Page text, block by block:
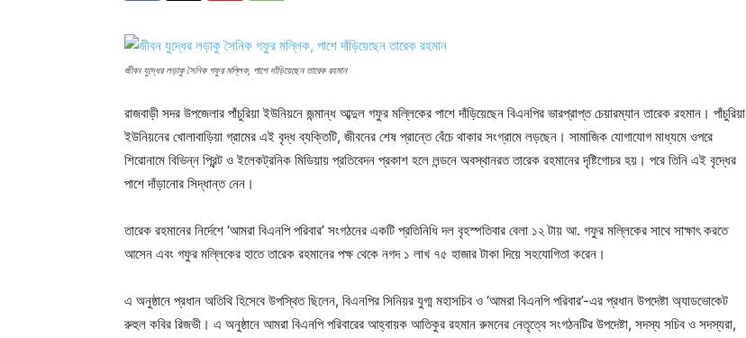
জীবন যুদ্ধের লড়াকু সৈনিক গফুর মল্লিক, পাশে দাঁড়িয়েছেন তারেক রহমান
রাজবাড়ী সদর উপজেলার পাঁচুরিয়া ইউনিয়নে জন্মান্ধ আব্দুল গফুর মল্লিকের পাশে দাঁড়িয়েছেন বিএনপির ভারপ্রাপ্ত চেয়ারম্যান তারেক রহমান। পাঁচুরিয়া
ইউনিয়নের খোলাবাড়িয়া গ্রামের এই বৃদ্ধ ব্যক্তিটি, জীবনের শেষ প্রান্তে বেঁচে থাকার সংগ্রামে লড়ছেন। সামাজিক যোগাযোগ মাধ্যমে ওপরে
শিরোনামে বিভিন্ন প্রিন্ট ও ইলেকট্রনিক মিডিয়ায় প্রতিবেদন প্রকাশ হলে লন্ডনে অবস্থানরত তারেক রহমানের দৃষ্টিগোচর হয়। পরে তিনি এই বৃদ্ধের
পাশে দাঁড়ানোর সিদ্ধান্ত নেন।
তারেক রহমানের নির্দেশে ‘আমরা বিএনপি পরিবার’ সংগঠনের একটি প্রতিনিধি দল বৃহস্পতিবার বেলা ১২ টায় আ. গফুর মল্লিকের সাথে সাক্ষাৎ করতে
আসেন এবং গফুর মল্লিকের হাতে তারেক রহমানের পক্ষ থেকে নগদ ১ লাখ ৭৫ হাজার টাকা দিয়ে সহযোগিতা করেন।
এ অনুষ্ঠানে প্রধান অতিথি হিসেবে উপস্থিত ছিলেন, বিএনপির সিনিয়র যুগ্ম মহাসচিব ও ‘আমরা বিএনপি পরিবার’-এর প্রধান উপদেষ্টা অ্যাডভোকেট
রুহুল কবির রিজভী। এ অনুষ্ঠানে আমরা বিএনপি পরিবারের আহ্বায়ক আতিকুর রহমান রুমনের নেতৃত্বে সংগঠনটির উপদেষ্টা, সদস্য সচিব ও সদস্যরা,